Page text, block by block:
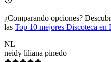
¿Comparando opciones?
las Top 10 mejores Discoteca en
NL
neidy liliana pinedo